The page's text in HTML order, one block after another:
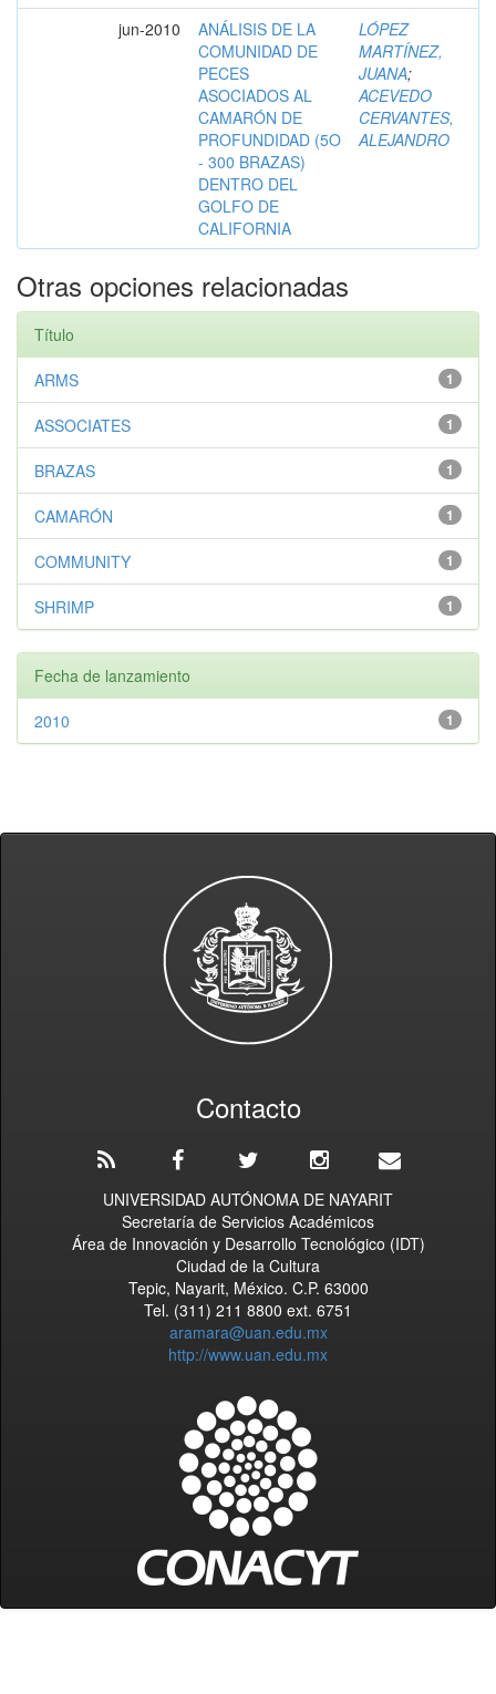
jun-2010
ANÁLISIS DE LA
COMUNIDAD DE
PECES
ASOCIADOS AL
CAMARÓN DE
PROFUNDIDAD (5O
- 300 BRAZAS)
DENTRO DEL
GOLFO DE
CALIFORNIA
LÓPEZ
MARTÍNEZ,
JUANA;
ACEVEDO
CERVANTES,
ALEJANDRO
Otras opciones relacionadas
Título
1
ARMS
1
ASSOCIATES
1
BRAZAS
1
CAMARÓN
1
COMMUNITY
1
SHRIMP
Fecha de lanzamiento
1
2010
Contacto
UNIVERSIDAD AUTÓNOMA DE NAYARIT
Secretaría de Servicios Académicos
Área de Innovación y Desarrollo Tecnológico (IDT)
Ciudad de la Cultura
Tepic, Nayarit, México. C.P. 63000
Tel. (311) 211 8800 ext. 6751
aramara@uan.edu.mx
http://www.uan.edu.mx